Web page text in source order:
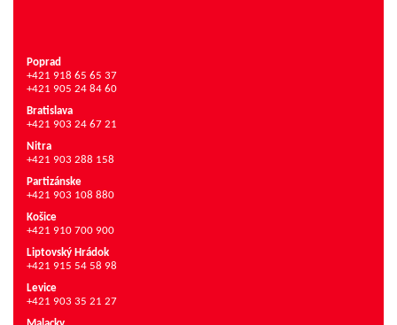
Poprad
+421 918 65 65 37
+421 905 24 84 60
Bratislava
+421 903 24 67 21
Nitra
+421 903 288 158
Partizánske
+421 903 108 880
Košice
+421 910 700 900
Liptovský Hrádok
+421 915 54 58 98
Levice
+421 903 35 21 27